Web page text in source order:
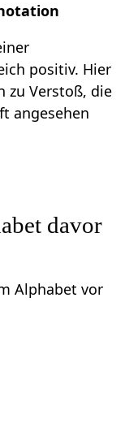
positiv. Hier
zu Verstoß, die
angesehen
davor
Alphabet vor